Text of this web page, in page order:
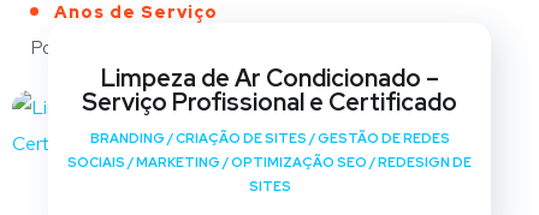
Anos de Serviço
Portfólio
Limpeza de Ar Condicionado –
Serviço Profissional e Certificado
BRANDING /CRIAÇÃO DE SITES /GESTÃO DE REDES
SOCIAIS /MARKETING /OPTIMIZAÇÃO SEO /REDESIGN DE
SITES